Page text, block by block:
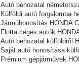
Autó behozatal
Külföldi autó forgalomba
Járműhonosítás HONDA
Flotta céges autók
Autó behozatal külföldről
Saját autó honosítása
Prémium gépjárművek